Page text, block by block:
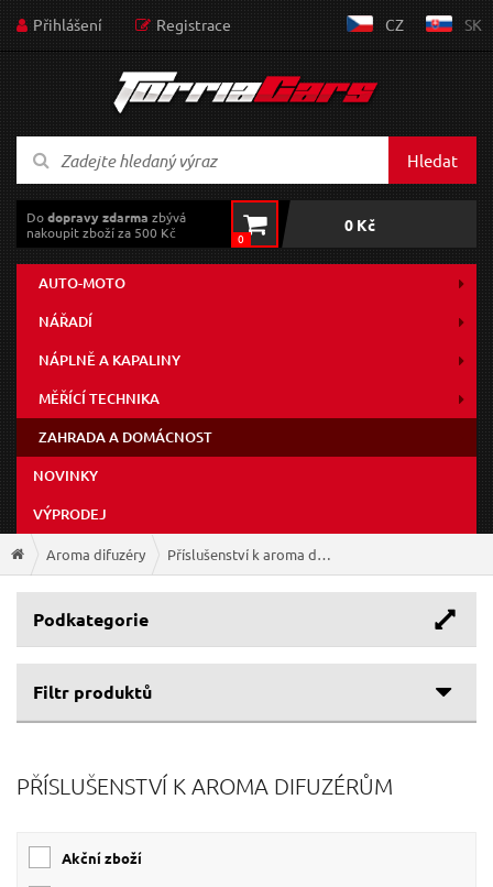
Přihlášení Registrace CZ SK
Hledat
Dodopravy zdarma zbývá
nakoupit zboží za 500 Kč
0
0 Kč
AUTO-MOTO
NÁŘADÍ
NÁPLNĚ A KAPALINY
MĚŘÍCÍ TECHNIKA
ZAHRADA A DOMÁCNOST
NOVINKY
VÝPRODEJ
Aroma difuzéry Příslušenství k aroma difuzérům
Podkategorie
Filtr produktů
Výrobce
EXTOL-LIGHT
PŘÍSLUŠENSTVÍ K AROMA DIFUZÉRŮM
Akční zboží